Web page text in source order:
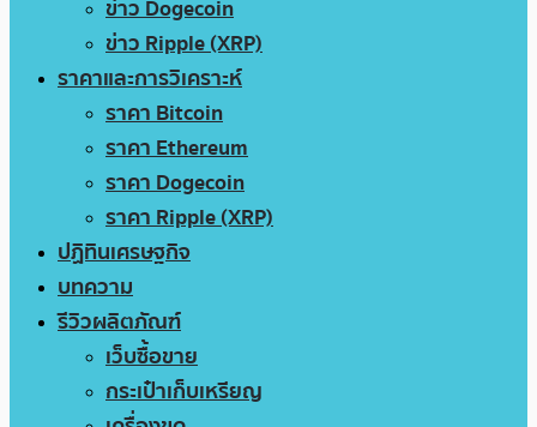
ข่าว Dogecoin
ข่าว Ripple (XRP)
ราคาและการวิเคราะห์
ราคา Bitcoin
ราคา Ethereum
ราคา Dogecoin
ราคา Ripple (XRP)
ปฏิทินเศรษฐกิจ
บทความ
รีวิวผลิตภัณฑ์
เว็บซื้อขาย
กระเป๋าเก็บเหรียญ